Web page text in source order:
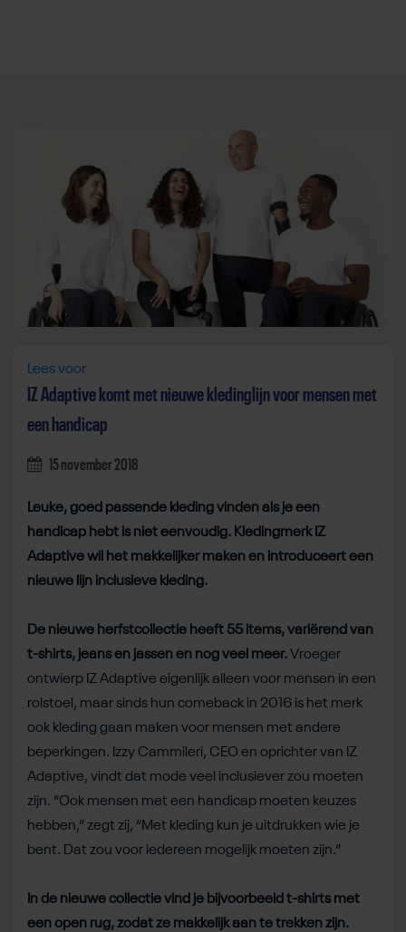
Direct door naar content
Lees voor
IZ Adaptive komt met nieuwe kledinglijn voor mensen met
een handicap
15 november 2018
Leuke, goed passende kleding vinden als je een
handicap hebt is niet eenvoudig. Kledingmerk IZ
Adaptive wil het makkelijker maken en introduceert een
nieuwe lijn inclusieve kleding.
De nieuwe herfstcollectie heeft 55 items, variërend van
t-shirts, jeans en jassen en nog veel meer.Vroeger
ontwierp IZ Adaptive eigenlijk alleen voor mensen in een
rolstoel, maar sinds hun comeback in 2016 is het merk
ook kleding gaan maken voor mensen met andere
beperkingen. Izzy Cammileri, CEO en oprichter van IZ
Adaptive, vindt dat mode veel inclusiever zou moeten
zijn. “Ook mensen met een handicap moeten keuzes
hebben,” zegt zij, “Met kleding kun je uitdrukken wie je
bent. Dat zou voor iedereen mogelijk moeten zijn.”
In de nieuwe collectie vind je bijvoorbeeld t-shirts met
een open rug, zodat ze makkelijk aan te trekken zijn.